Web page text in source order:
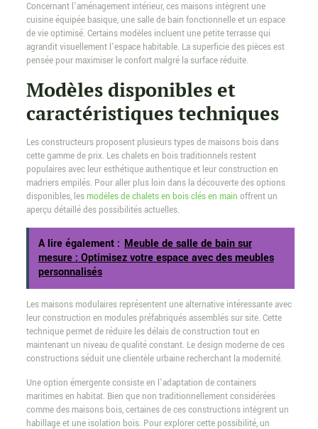
Concernant l’aménagement intérieur, ces maisons intègrent une
cuisine équipée basique, une salle de bain fonctionnelle et un espace
de vie optimisé. Certains modèles incluent une petite terrasse qui
agrandit visuellement l’espace habitable. La superficie des pièces est
pensée pour maximiser le confort malgré la surface réduite.
Modèles disponibles et
caractéristiques techniques
Les constructeurs proposent plusieurs types de maisons bois dans
cette gamme de prix. Les chalets en bois traditionnels restent
populaires avec leur esthétique authentique et leur construction en
madriers empilés. Pour aller plus loin dans la découverte des options
disponibles, lesmodèles de chalets en bois clés en main offrent un
aperçu détaillé des possibilités actuelles.
A lire également : Meuble de salle de bain sur
mesure : Optimisez votre espace avec des meubles
personnalisés
Les maisons modulaires représentent une alternative intéressante avec
leur construction en modules préfabriqués assemblés sur site. Cette
technique permet de réduire les délais de construction tout en
maintenant un niveau de qualité constant. Le design moderne de ces
constructions séduit une clientèle urbaine recherchant la modernité.
Une option émergente consiste en l’adaptation de containers
maritimes en habitat. Bien que non traditionnellement considérées
comme des maisons bois, certaines de ces constructions intègrent un
habillage et une isolation bois. Pour explorer cette possibilité, un